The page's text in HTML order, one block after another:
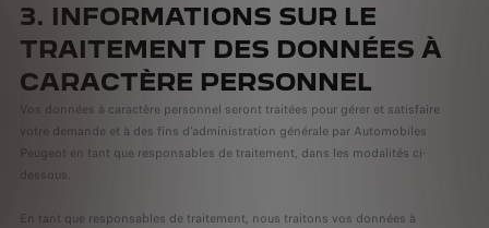
3. INFORMATIONS SUR LE
TRAITEMENT DES DONNÉES À
CARACTÈRE PERSONNEL
Vos données à caractère personnel seront traitées pour gérer et satisfaire
votre demande et à des fins d'administration générale par Automobiles
Peugeot en tant que responsables de traitement, dans les modalités ci-
dessous.
En tant que responsables de traitement, nous traitons vos données à